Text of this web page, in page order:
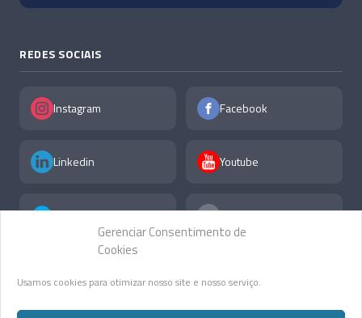
Gerenciar Consentimento de
Cookies
Usamos cookies para otimizar nosso site e nosso serviço.
REDES SOCIAIS
Instagram Facebook
Linkedin Youtube
X F.A.Q